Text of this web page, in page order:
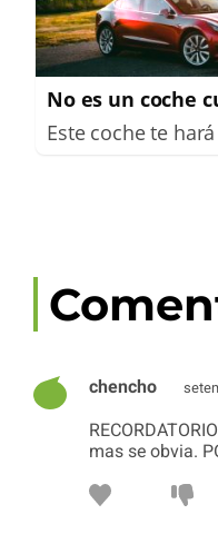
No es un coche
Este coche te
chencho
mas se obvia.